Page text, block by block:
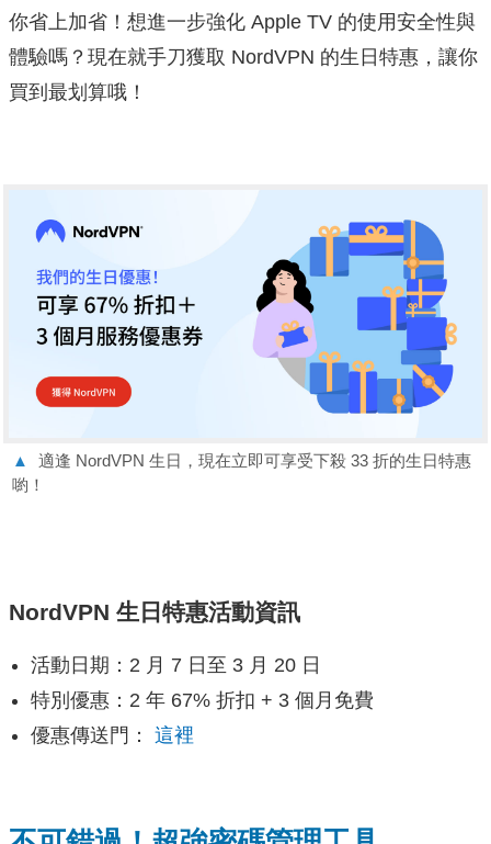
你省上加省！想進一步強化 Apple TV 的使用安全性與
體驗嗎？現在就手刀獲取 NordVPN 的生日特惠，讓你
買到最划算哦！
▲
適逢 NordVPN 生日，現在立即可享受下殺 33 折的生日特惠
喲！
NordVPN 生日特惠活動資訊
活動日期：2 月 7 日至 3 月 20 日
特別優惠：2 年 67% 折扣 + 3 個月免費
優惠傳送門： 這裡